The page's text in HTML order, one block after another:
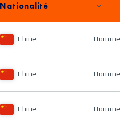
Nationalité
Chine Homme
Chine Homme
Chine Homme